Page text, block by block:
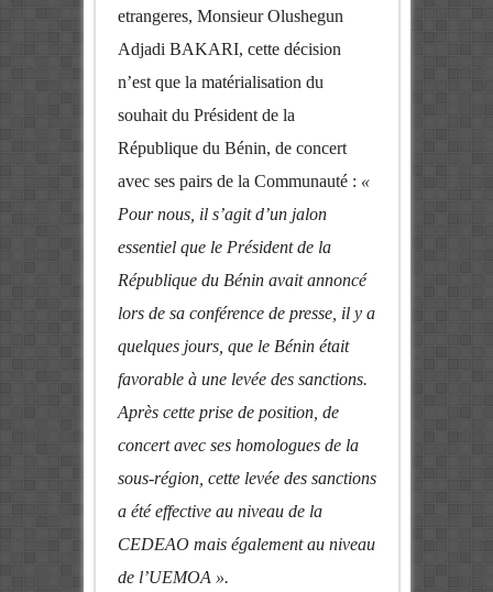
etrangeres, Monsieur Olushegun
Adjadi BAKARI, cette décision
n’est que la matérialisation du
souhait du Président de la
République du Bénin, de concert
avec ses pairs de la Communauté : «
Pour nous, il s’agit d’un jalon
essentiel que le Président de la
République du Bénin avait annoncé
lors de sa conférence de presse, il y a
quelques jours, que le Bénin était
favorable à une levée des sanctions.
Après cette prise de position, de
concert avec ses homologues de la
sous-région, cette levée des sanctions
a été effective au niveau de la
CEDEAO mais également au niveau
de l’UEMOA ».